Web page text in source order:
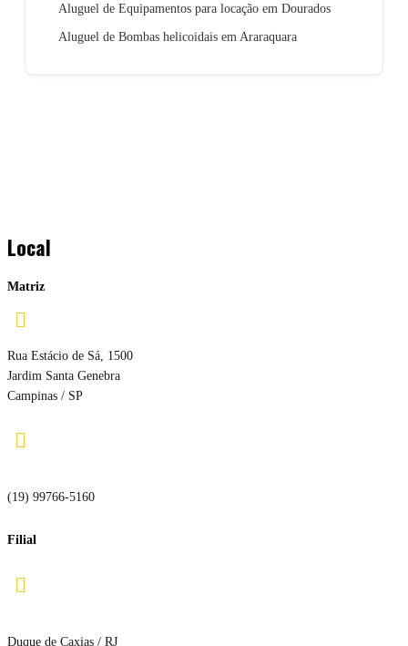
Aluguel de Equipamentos para locação em Dourados
Aluguel de Bombas helicoidais em Araraquara
Local
Matriz

Rua Estácio de Sá, 1500
Jardim Santa Genebra
Campinas / SP

(19) 99766-5160
Filial

Duque de Caxias / RJ